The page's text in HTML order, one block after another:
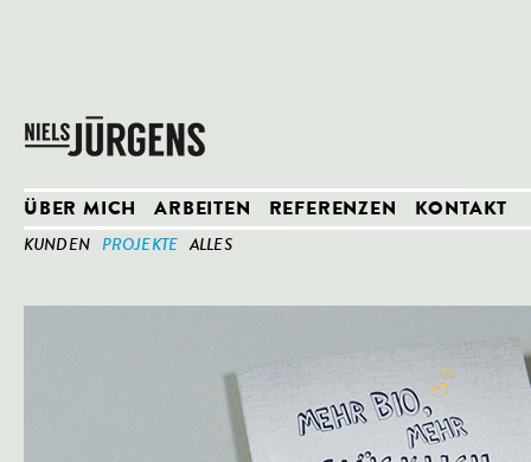
ÜBER MICH ARBEITEN REFERENZEN KONTAKT
KUNDEN PROJEKTE ALLES